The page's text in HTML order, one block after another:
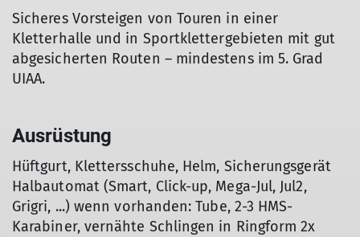
Sicheres Vorsteigen von Touren in einer
Kletterhalle und in Sportklettergebieten mit gut
abgesicherten Routen – mindestens im 5. Grad
UIAA.
Ausrüstung
Hüftgurt, Klettersschuhe, Helm, Sicherungsgerät
Halbautomat (Smart, Click-up, Mega-Jul, Jul2,
Grigri, ...) wenn vorhanden: Tube, 2-3 HMS-
Karabiner, vernähte Schlingen in Ringform 2x